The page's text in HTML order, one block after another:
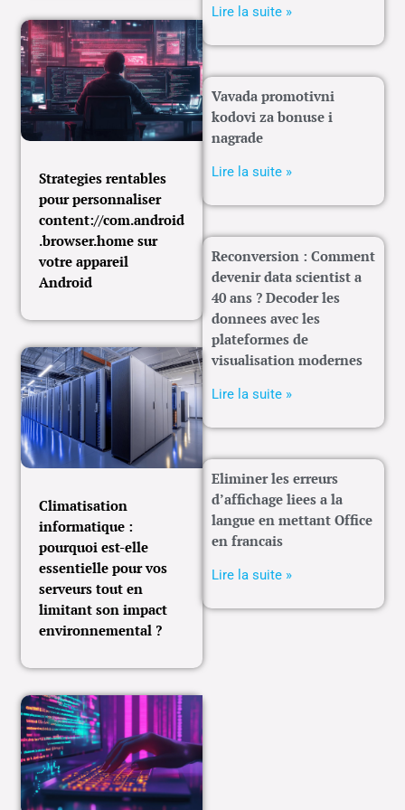
Strategies rentables
pour personnaliser
content://com.android
.browser.home sur
votre appareil
Android
Climatisation
informatique :
pourquoi est-elle
essentielle pour vos
serveurs tout en
limitant son impact
environnemental ?
Lire la suite »
Vavada promotivni
kodovi za bonuse i
nagrade
Lire la suite »
Reconversion : Comment
devenir data scientist a
40 ans ? Decoder les
donnees avec les
plateformes de
visualisation modernes
Lire la suite »
Eliminer les erreurs
d’affichage liees a la
langue en mettant Office
en francais
Lire la suite »